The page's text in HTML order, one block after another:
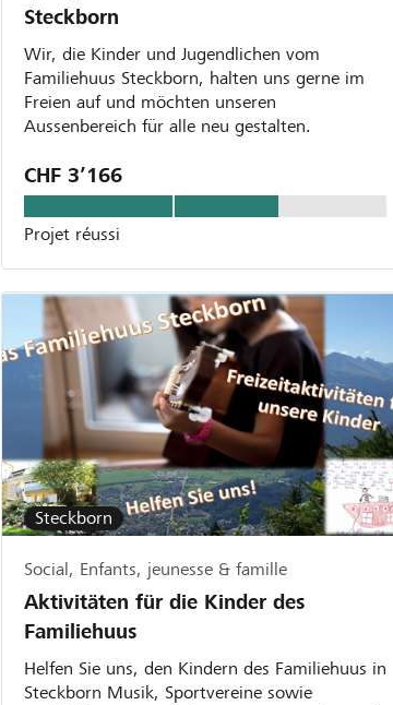
Steckborn
Wir, die Kinder und Jugendlichen vom
Familiehuus Steckborn, halten uns gerne im
Freien auf und möchten unseren
Aussenbereich für alle neu gestalten.
CHF 3’166
Projet réussi
Steckborn
Social, Enfants, jeunesse & famille
Aktivitäten für die Kinder des
Familiehuus
Helfen Sie uns, den Kindern des Familiehuus in
Steckborn Musik, Sportvereine sowie